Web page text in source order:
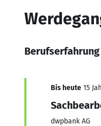
Bis heute 15
dwpbank AG